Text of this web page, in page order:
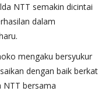
NTT semakin dicintai
dalam
mengaku bersyukur
dengan baik berkat
NTT bersama